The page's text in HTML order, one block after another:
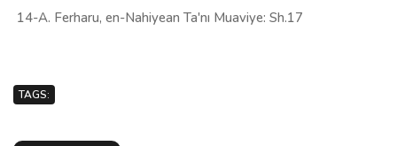
14-A. Ferharu, en-Nahiyean Ta'nı Muaviye: Sh.17
TAGS: